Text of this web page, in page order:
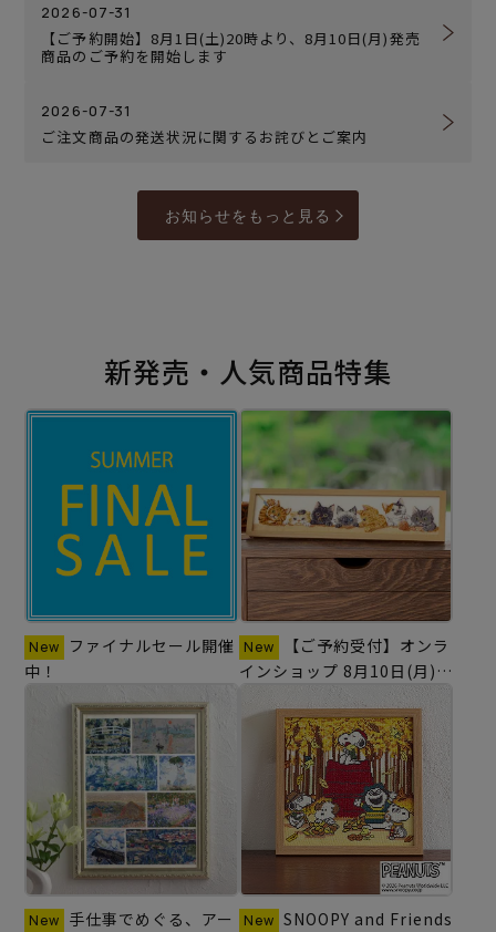
2026-07-31
【ご予約開始】8月1日(土)20時より、8月10日(月)発売
商品のご予約を開始します
2026-07-31
ご注文商品の発送状況に関するお詫びとご案内
お知らせをもっと見る
新発売・人気商品特集
ファイナルセール開催
中！
【ご予約受付】オンラ
インショップ 8月10日(月)発
手仕事でめぐる、アー
SNOOPY and Friends